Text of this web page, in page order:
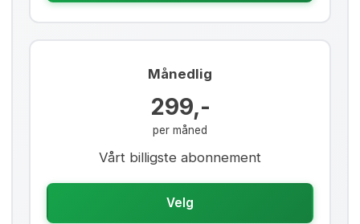
Månedlig
299,-
per måned
Vårt billigste abonnement
Velg